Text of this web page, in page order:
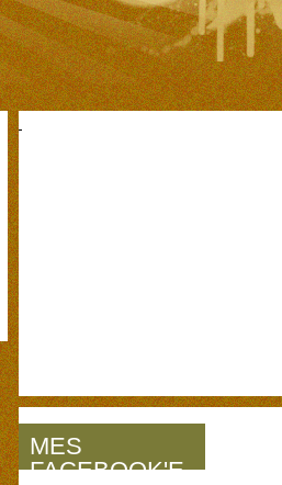
MES
FACEBOOK'E